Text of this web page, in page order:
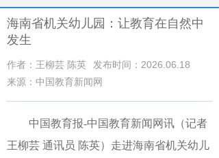
海南省机关幼儿园：让教育在自然中
发生
作者：王柳芸 陈英
发布时间：2026.06.18
来源：中国教育新闻网
中国教育报-中国教育新闻网讯（记者
王柳芸 通讯员 陈英） 走进海南省机关幼儿